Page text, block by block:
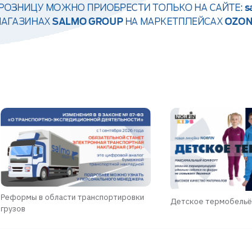
Реформы в области транспортировки
грузов
Детское термобельё